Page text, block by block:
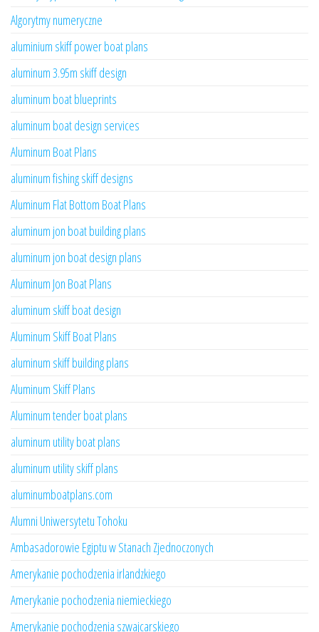
Algorytmy numeryczne
aluminium skiff power boat plans
aluminum 3.95m skiff design
aluminum boat blueprints
aluminum boat design services
Aluminum Boat Plans
aluminum fishing skiff designs
Aluminum Flat Bottom Boat Plans
aluminum jon boat building plans
aluminum jon boat design plans
Aluminum Jon Boat Plans
aluminum skiff boat design
Aluminum Skiff Boat Plans
aluminum skiff building plans
Aluminum Skiff Plans
Aluminum tender boat plans
aluminum utility boat plans
aluminum utility skiff plans
aluminumboatplans.com
Alumni Uniwersytetu Tohoku
Ambasadorowie Egiptu w Stanach Zjednoczonych
Amerykanie pochodzenia irlandzkiego
Amerykanie pochodzenia niemieckiego
Amerykanie pochodzenia szwajcarskiego